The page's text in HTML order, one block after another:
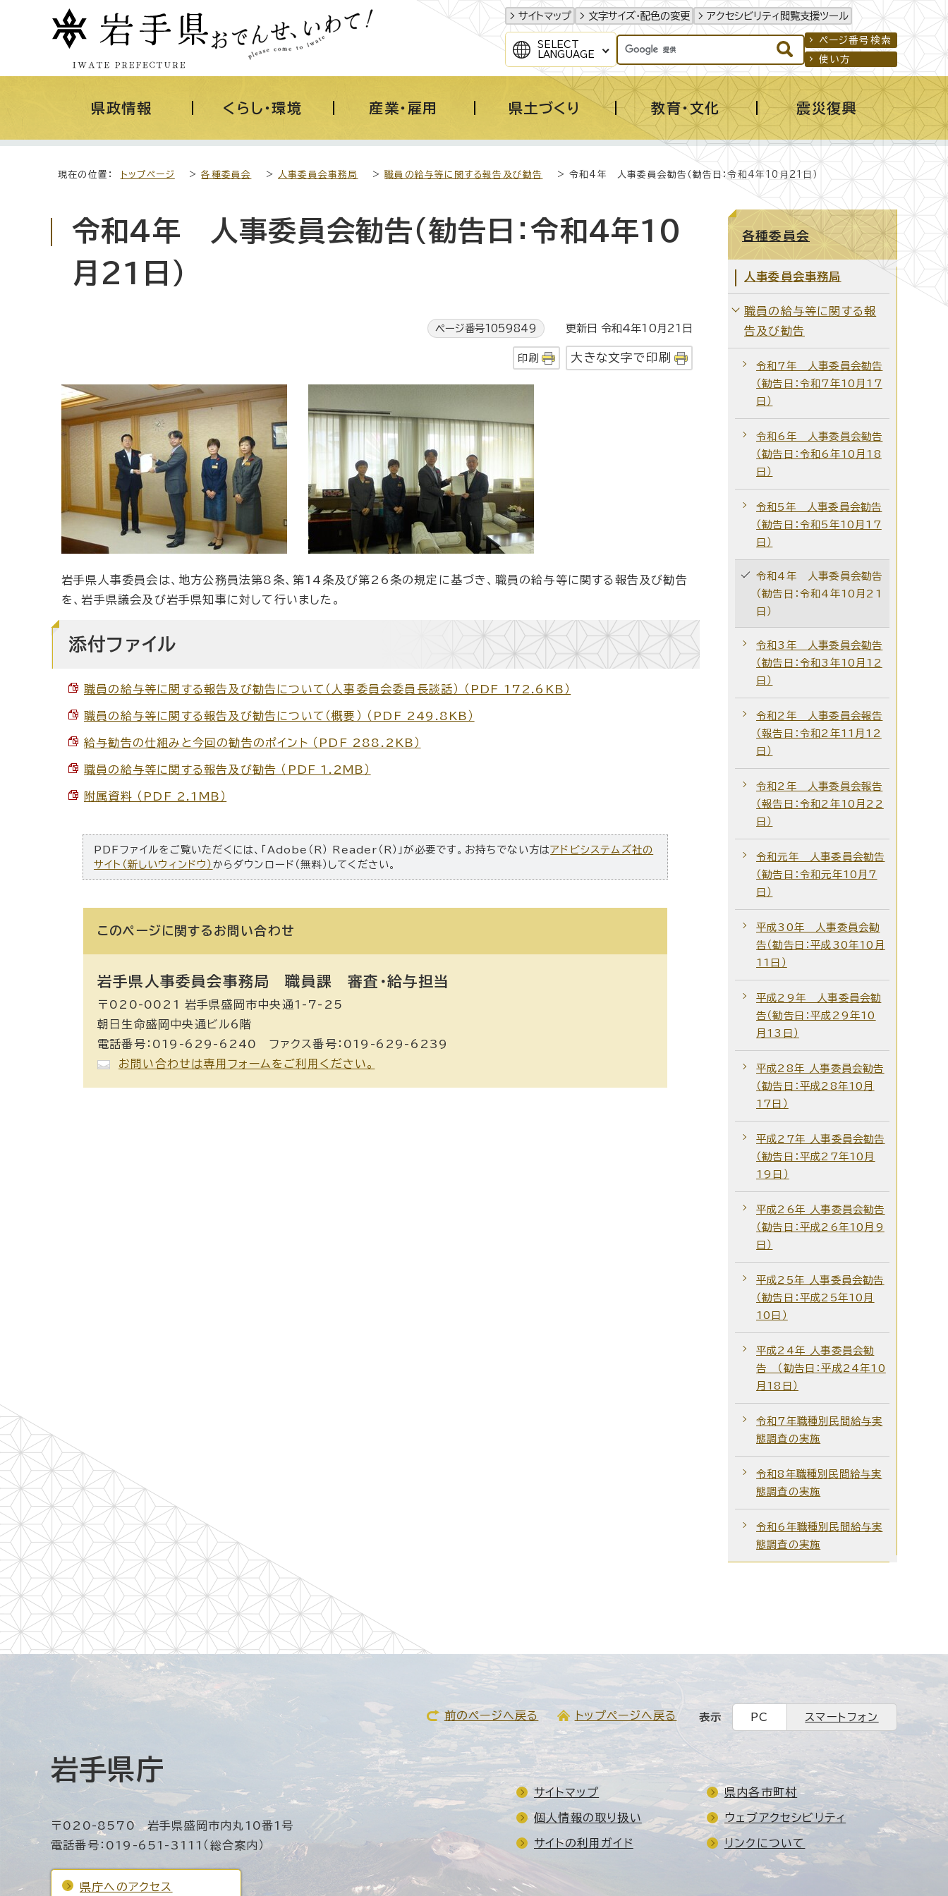
サイトマップ 文字サイズ・配色の変更 アクセシビリティ閲覧支援ツール
SELECT
LANGUAGE
ページ番号検索
使い方
県政情報 くらし・環境 産業・雇用 県土づくり 教育・文化 震災復興
現在の位置： トップページ >各種委員会 > 人事委員会事務局 >職員の給与等に関する報告及び勧告 > 令和4年 人事委員会勧告（勧告日：令和4年10月21日）
令和4年 人事委員会勧告（勧告日：令和4年10
月21日）
ページ番号1059849 更新日 令和4年10月21日
印刷 大きな文字で印刷
岩手県人事委員会は、地方公務員法第8条、第14条及び第26条の規定に基づき、職員の給与等に関する報告及び勧告
を、岩手県議会及び岩手県知事に対して行いました。
添付ファイル
職員の給与等に関する報告及び勧告について（人事委員会委員長談話） （PDF 172.6KB）
職員の給与等に関する報告及び勧告について（概要） （PDF 249.8KB）
給与勧告の仕組みと今回の勧告のポイント （PDF 288.2KB）
職員の給与等に関する報告及び勧告 （PDF 1.2MB）
附属資料 （PDF 2.1MB）
PDFファイルをご覧いただくには、「Adobe（R） Reader（R）」が必要です。お持ちでない方はアドビシステムズ社の
サイト（新しいウィンドウ） からダウンロード（無料）してください。
このページに関する お問い合わせ
岩手県人事委員会事務局 職員課 審査・給与担当
〒020-0021 岩手県盛岡市中央通1-7-25
朝日生命盛岡中央通ビル6階
電話番号：019-629-6240 ファクス番号：019-629-6239
お問い合わせは専用フォームをご利用ください。
各種委員会
人事委員会事務局
職員の給与等に関する報
告及び勧告
令和7年 人事委員会勧告
（勧告日：令和7年10月17
日）
令和6年 人事委員会勧告
（勧告日：令和6年10月18
日）
令和5年 人事委員会勧告
（勧告日：令和5年10月17
日）
令和4年 人事委員会勧告
（勧告日：令和4年10月21
日）
令和3年 人事委員会勧告
（勧告日：令和3年10月12
日）
令和2年 人事委員会報告
（報告日：令和2年11月12
日）
令和2年 人事委員会報告
（報告日：令和2年10月22
日）
令和元年 人事委員会勧告
（勧告日：令和元年10月7
日）
平成30年 人事委員会勧
告（勧告日：平成30年10月
11日）
平成29年 人事委員会勧
告（勧告日：平成29年10
月13日）
平成28年 人事委員会勧告
（勧告日：平成28年10月
17日）
平成27年 人事委員会勧告
（勧告日：平成27年10月
19日）
平成26年 人事委員会勧告
（勧告日：平成26年10月9
日）
平成25年 人事委員会勧告
（勧告日：平成25年10月
10日）
平成24年 人事委員会勧
告 （勧告日：平成24年10
月18日）
令和7年職種別民間給与実
態調査の実施
令和8年職種別民間給与実
態調査の実施
令和6年職種別民間給与実
態調査の実施
前のページへ戻る トップページへ戻る 表示 PC スマートフォン
岩手県庁
〒020-8570 岩手県盛岡市内丸10番1号
電話番号：019-651-3111（総合案内）
県庁へのアクセス
サイトマップ 県内各市町村
個人情報の取り扱い ウェブアクセシビリティ
サイトの利用ガイド リンクについて